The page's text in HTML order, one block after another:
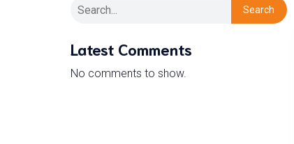
Search
Latest Comments
No comments to show.